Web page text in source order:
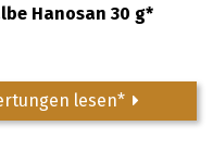
Hanosan 30 g*
lesen*